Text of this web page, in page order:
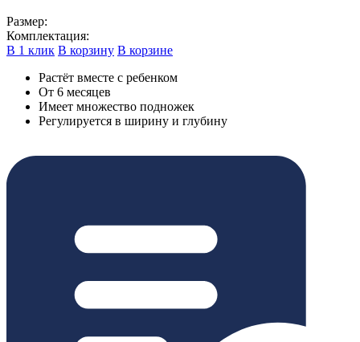
Размер:
Комплектация:
В 1 клик В корзину В корзине
Растёт вместе с ребенком
От 6 месяцев
Имеет множество подножек
Регулируется в ширину и глубину